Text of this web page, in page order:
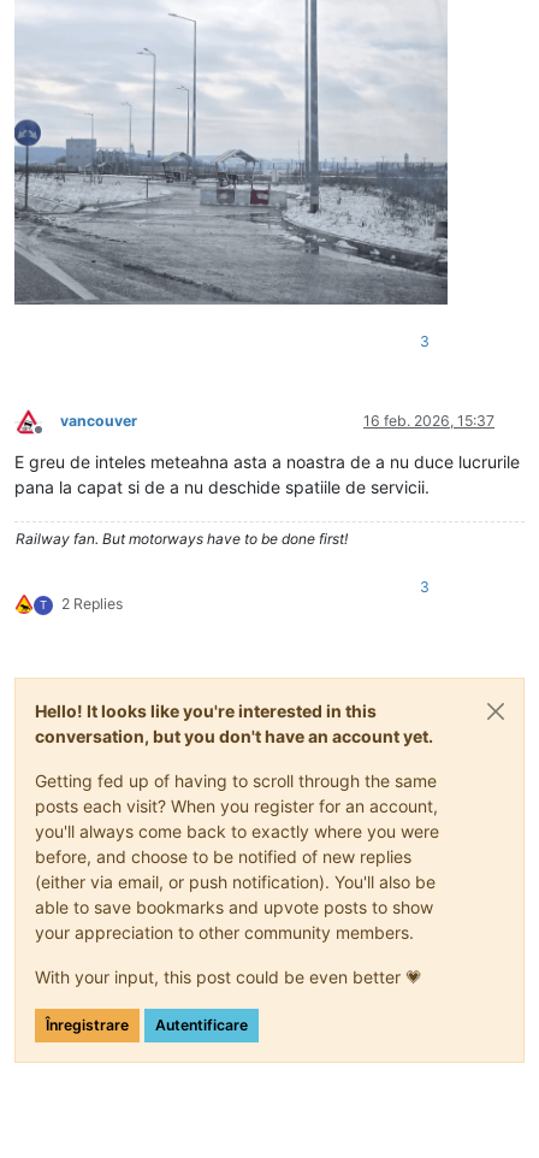
3
Deconectat
vancouver 16 feb. 2026, 15:37
E greu de inteles meteahna asta a noastra de a nu duce lucrurile
pana la capat si de a nu deschide spatiile de servicii.
Railway fan. But motorways have to be done first!
T 2 Replies
3
Hello! It looks like you're interested in this
conversation, but you don't have an account yet.
Getting fed up of having to scroll through the same
posts each visit? When you register for an account,
you'll always come back to exactly where you were
before, and choose to be notified of new replies
(either via email, or push notification). You'll also be
able to save bookmarks and upvote posts to show
your appreciation to other community members.
With your input, this post could be even better 💗
Înregistrare Autentificare